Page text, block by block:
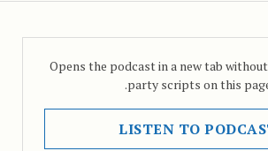
Opens the podcast in a new tab
party scripts on this
LISTEN TO